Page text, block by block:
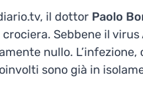
il dottor Paolo
Sebbene il
nullo.
sono già in